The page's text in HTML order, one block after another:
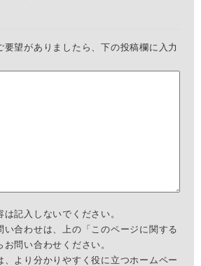
要望がありましたら、下の投稿欄に入力
記入しないでください。
合わせは、上の「このページに関する
問い合わせください。
より分かりやすく役に立つホームペー